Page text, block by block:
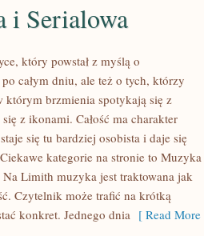
i Serialowa
który powstał z myślą o
całym dniu, ale też o tych, którzy
którym brzmienia spotykają się z
z ikonami. Całość ma charakter
się tu bardziej osobista i daje się
kategorie na stronie to Muzyka
Limith muzyka jest traktowana jak
Czytelnik może trafić na krótką
konkret. Jednego dnia [ Read More